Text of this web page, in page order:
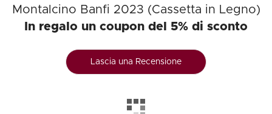
Montalcino Banfi 2023 (Cassetta in Legno)
In regalo un coupon del 5% di sconto
Lascia una Recensione